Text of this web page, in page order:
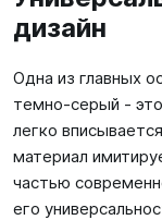
дизайн
Одна из главных
темно-серый -
легко
материал
частью
его